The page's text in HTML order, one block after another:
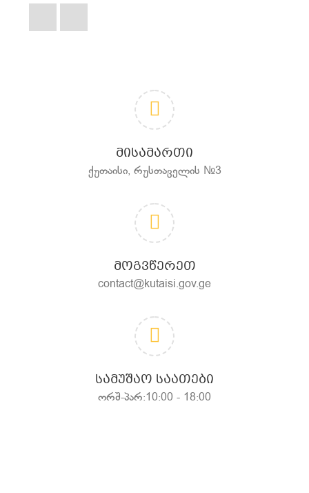
ᲛᲘᲡᲐᲛᲐᲠᲗᲘ
ქუთაისი, რუსთაველის №3
ᲛᲝᲒᲕᲬᲔᲠᲔᲗ
contact@kutaisi.gov.ge
ᲡᲐᲛᲣᲨᲐᲝ ᲡᲐᲐᲗᲔᲑᲘ
ორშ-პარ:10:00 - 18:00